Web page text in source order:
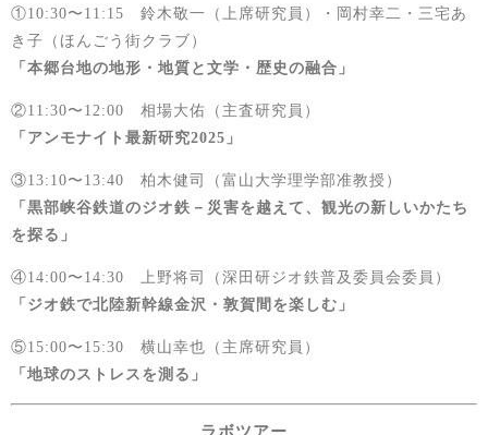
①10:30〜11:15 鈴木敬一（上席研究員）・岡村幸二・三宅あ
き子（ほんごう街クラブ）
「本郷台地の地形・地質と文学・歴史の融合」
②11:30〜12:00 相場大佑（主査研究員）
「アンモナイト最新研究2025」
③13:10〜13:40 柏木健司（富山大学理学部准教授）
「黒部峡谷鉄道のジオ鉄－災害を越えて、観光の新しいかたち
を探る」
④14:00〜14:30 上野将司（深田研ジオ鉄普及委員会委員）
「ジオ鉄で北陸新幹線金沢・敦賀間を楽しむ」
⑤15:00〜15:30 横山幸也（主席研究員）
「地球のストレスを測る」